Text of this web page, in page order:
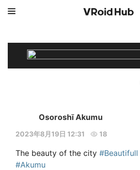
Osoroshī Akumu
2023年8月19日 12:31 18
The beauty of the city #Beautifull
#Akumu